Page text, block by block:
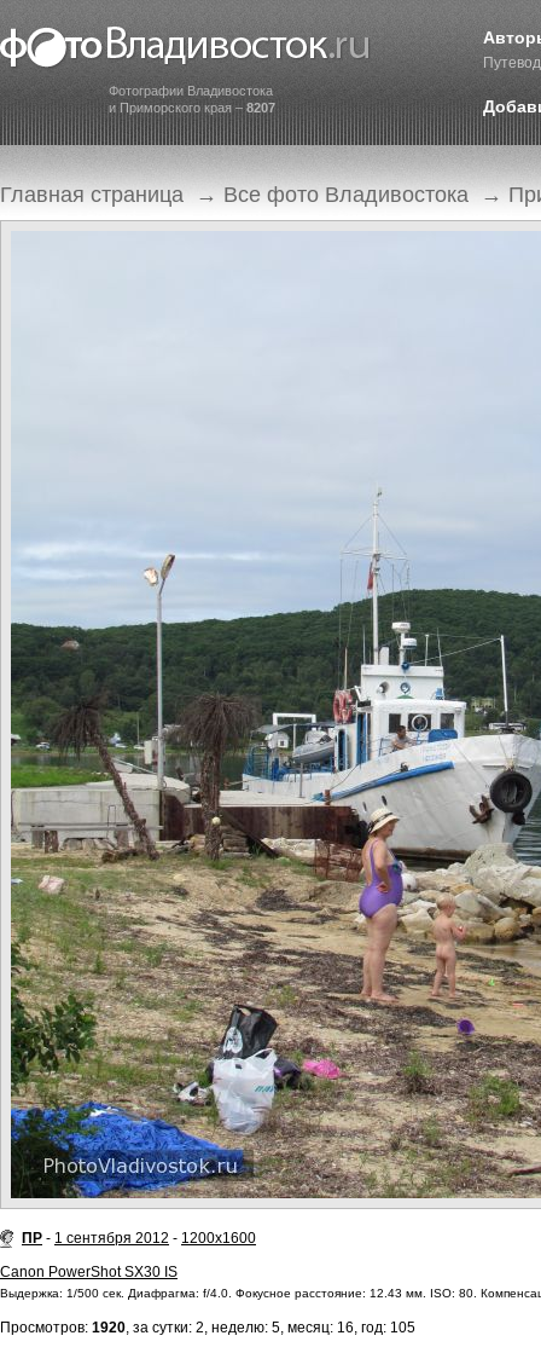
Фотографии Владивостока
и Приморского края – 8207
Главная страница → Все фото Владивостока →
ПР - 1 сентября 2012 - 1200x1600
Canon PowerShot SX30 IS
Выдержка: 1/500 сек. Диафрагма: f/4.0. Фокусное расстояние: 12.43 мм. ISO: 80.
Просмотров: 1920, за сутки: 2, неделю: 5, месяц: 16, год: 105